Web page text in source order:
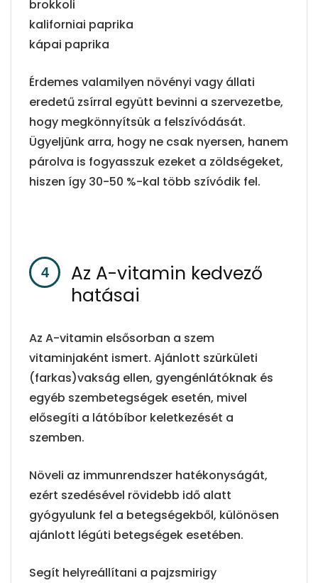
brokkoli
kaliforniai paprika
kápai paprika
Érdemes valamilyen növényi vagy állati
eredetű zsírral együtt bevinni a szervezetbe,
hogy megkönnyítsük a felszívódását.
Ügyeljünk arra, hogy ne csak nyersen, hanem
párolva is fogyasszuk ezeket a zöldségeket,
hiszen így 30-50 %-kal több szívódik fel.
Az A-vitamin kedvező
hatásai
Az A-vitamin elsősorban a szem
vitaminjaként ismert. Ajánlott szürkületi
(farkas)vakság ellen, gyengénlátóknak és
egyéb szembetegségek esetén, mivel
elősegíti a látóbíbor keletkezését a
szemben.
Növeli az immunrendszer hatékonyságát,
ezért szedésével rövidebb idő alatt
gyógyulunk fel a betegségekből, különösen
ajánlott légúti betegségek esetében.
Segít helyreállítani a pajzsmirigy